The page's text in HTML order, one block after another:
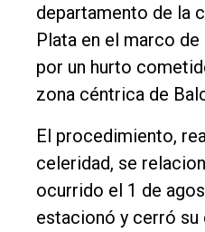
Cultura
Entrevistas
Rural
Fúnebres
Edición
Empresa
departamento de la
Plata en el marco
por un hurto
zona céntrica de
El procedimiento,
celeridad, se
ocurrido el 1 de
estacionó y cerró